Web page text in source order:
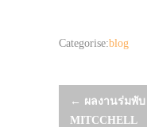
Categorise:blog
Post
← ผลงานร่มพั
MITCCHELL